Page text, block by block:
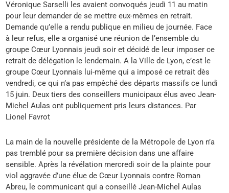
Véronique Sarselli les avaient convoqués jeudi 11 au matin
pour leur demander de se mettre eux-mêmes en retrait.
Demande qu’elle a rendu publique en milieu de journée. Face
à leur refus, elle a organisé une réunion de l’ensemble du
groupe Cœur Lyonnais jeudi soir et décidé de leur imposer ce
retrait de délégation le lendemain. A la Ville de Lyon, c’est le
groupe Cœur Lyonnais lui-même qui a imposé ce retrait dès
vendredi, ce qui n’a pas empêché des départs massifs ce lundi
15 juin. Deux tiers des conseillers municipaux élus avec Jean-
Michel Aulas ont publiquement pris leurs distances. Par
Lionel Favrot
La main de la nouvelle présidente de la Métropole de Lyon n’a
pas tremblé pour sa première décision dans une affaire
sensible. Après la révélation mercredi soir de la plainte pour
viol aggravée d’une élue de Cœur Lyonnais contre Roman
Abreu, le communicant qui a conseillé Jean-Michel Aulas